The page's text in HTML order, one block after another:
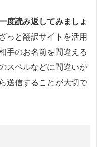
度読み返してみましょ
っと翻訳サイトを活用
手のお名前を間違える
スペルなどに間違いが
送信することが大切で